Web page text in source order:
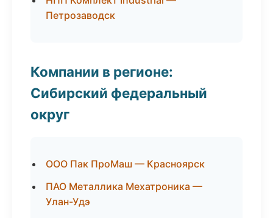
Петрозаводск
Компании в регионе:
Сибирский федеральный
округ
ООО Пак ПроМаш — Красноярск
ПАО Металлика Мехатроника —
Улан-Удэ